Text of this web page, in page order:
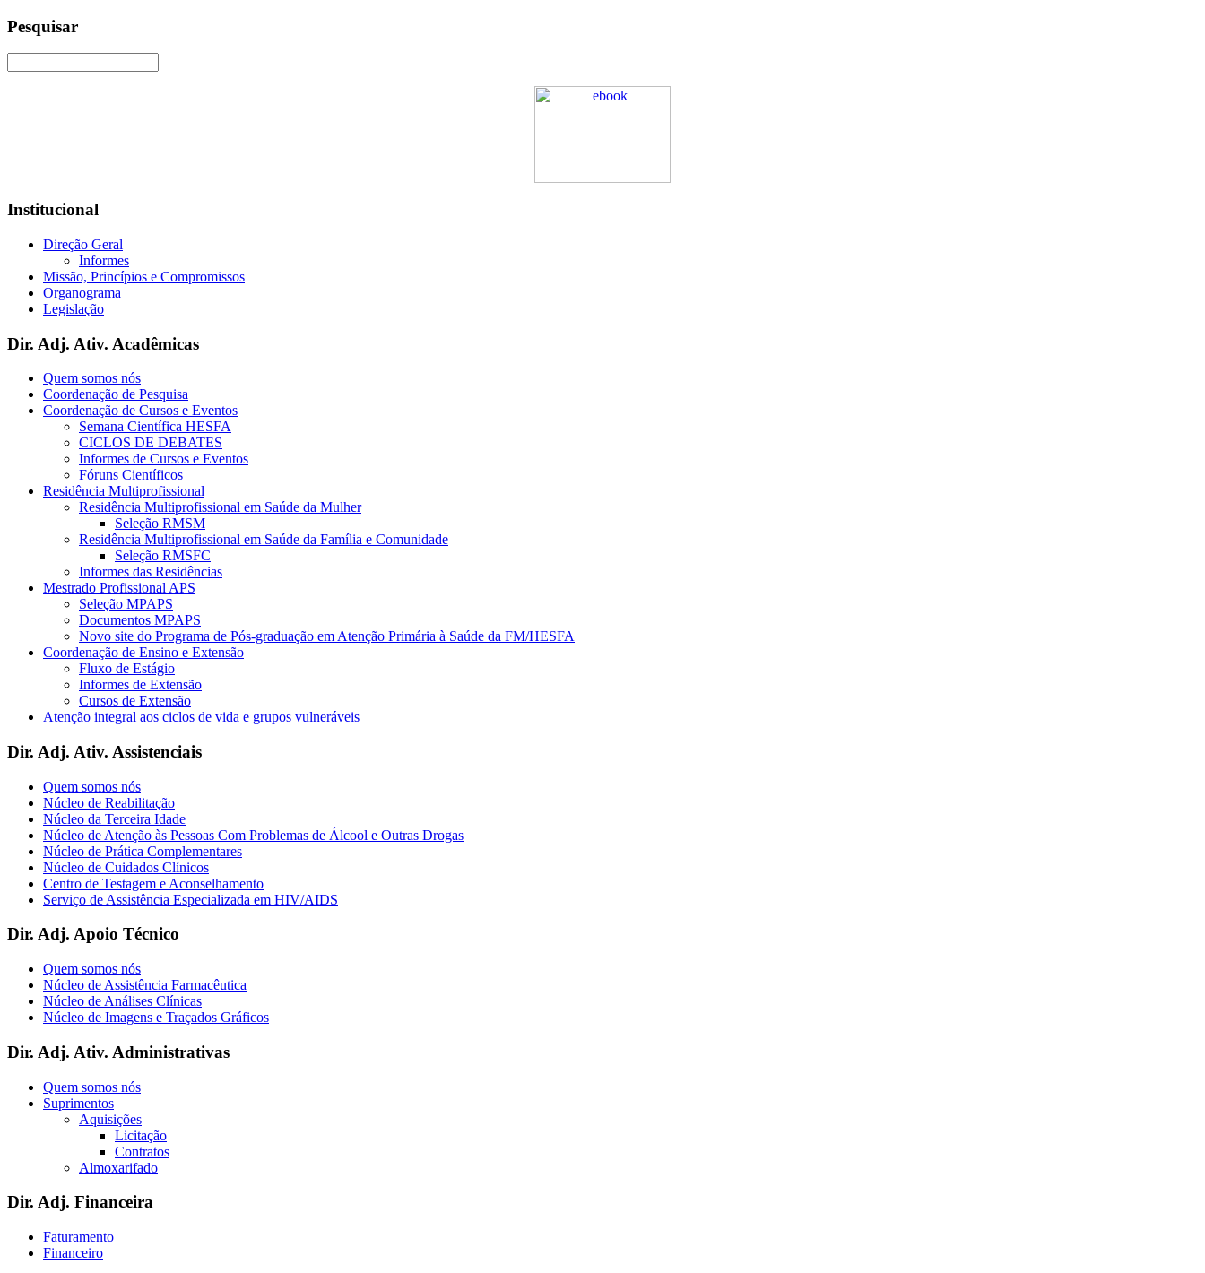
Pesquisar
Institucional
Direção Geral
Informes
Missão, Princípios e Compromissos
Organograma
Legislação
Dir. Adj. Ativ. Acadêmicas
Quem somos nós
Coordenação de Pesquisa
Coordenação de Cursos e Eventos
Semana Científica HESFA
CICLOS DE DEBATES
Informes de Cursos e Eventos
Fóruns Científicos
Residência Multiprofissional
Residência Multiprofissional em Saúde da Mulher
Seleção RMSM
Residência Multiprofissional em Saúde da Família e Comunidade
Seleção RMSFC
Informes das Residências
Mestrado Profissional APS
Seleção MPAPS
Documentos MPAPS
Novo site do Programa de Pós-graduação em Atenção Primária à Saúde da FM/HESFA
Coordenação de Ensino e Extensão
Fluxo de Estágio
Informes de Extensão
Cursos de Extensão
Atenção integral aos ciclos de vida e grupos vulneráveis
Dir. Adj. Ativ. Assistenciais
Quem somos nós
Núcleo de Reabilitação
Núcleo da Terceira Idade
Núcleo de Atenção às Pessoas Com Problemas de Álcool e Outras Drogas
Núcleo de Prática Complementares
Núcleo de Cuidados Clínicos
Centro de Testagem e Aconselhamento
Serviço de Assistência Especializada em HIV/AIDS
Dir. Adj. Apoio Técnico
Quem somos nós
Núcleo de Assistência Farmacêutica
Núcleo de Análises Clínicas
Núcleo de Imagens e Traçados Gráficos
Dir. Adj. Ativ. Administrativas
Quem somos nós
Suprimentos
Aquisições
Licitação
Contratos
Almoxarifado
Dir. Adj. Financeira
Faturamento
Financeiro